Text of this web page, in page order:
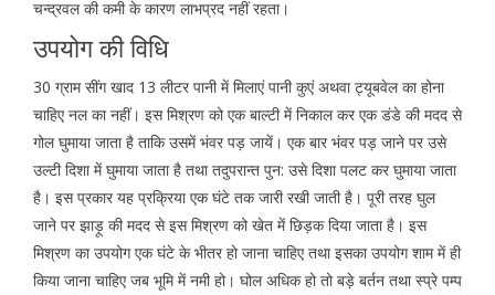
चन्द्रवल की कमी के कारण लाभप्रद नहीं रहता।
उपयोग की विधि
30 ग्राम सींग खाद 13 लीटर पानी में मिलाएं पानी कुएं अथवा ट्यूबवेल का होना
चाहिए नल का नहीं। इस मिश्रण को एक बाल्टी में निकाल कर एक डंडे की मदद से
गोल घुमाया जाता है ताकि उसमें भंवर पड़ जायें। एक बार भंवर पड़ जाने पर उसे
उल्टी दिशा में घुमाया जाता है तथा तदुपरान्त पुन: उसे दिशा पलट कर घुमाया जाता
है। इस प्रकार यह प्रक्रिया एक घंटे तक जारी रखी जाती है। पूरी तरह घुल
जाने पर झाड़ू की मदद से इस मिश्रण को खेत में छिड़क दिया जाता है। इस
मिश्रण का उपयोग एक घंटे के भीतर हो जाना चाहिए तथा इसका उपयोग शाम में ही
किया जाना चाहिए जब भूमि में नमी हो। घोल अधिक हो तो बड़े बर्तन तथा स्प्रे पम्प